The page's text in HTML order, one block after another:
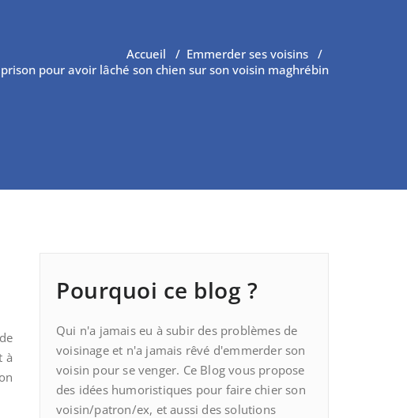
Accueil / Emmerder ses voisins /
pour avoir lâché son chien sur son voisin maghrébin
à
Pourquoi ce blog ?
Qui n'a jamais eu à subir des problèmes de
voisinage et n'a jamais rêvé d'emmerder son
voisin pour se venger. Ce Blog vous propose
des idées humoristiques pour faire chier son
voisin/patron/ex, et aussi des solutions